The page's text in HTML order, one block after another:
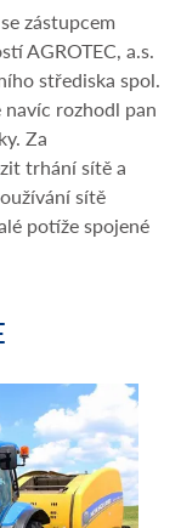
zástupcem
AGROTEC, a.s.
střediska spol.
navíc rozhodl pan
Za
trhání sítě a
sítě
potíže spojené